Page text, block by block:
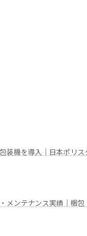
装機を導入｜日本ポリ
メンテナンス実績｜梱